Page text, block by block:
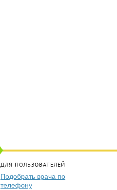
ДЛЯ ПОЛЬЗОВАТЕЛЕЙ
Подобрать врача по
телефону